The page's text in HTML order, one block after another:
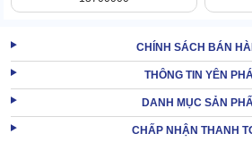
Bộ 2 thùng chứa độc lập với công dụng
sạch + dung dịch. Bên còn lại dung tích
nước xả thải được hút vào bên trong.
CHÍNH SÁCH BÁN
THÔNG TIN YÊN
DANH MỤC SẢN
CHẤP NHẬN THANH